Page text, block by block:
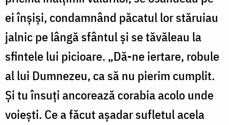
ei înșiși, condamnând păcatul lor stăruiau
jalnic pe lângă sfântul și se tăvăleau la
sfintele lui picioare. „Dă-ne iertare, robule
al lui Dumnezeu, ca să nu pierim cumplit.
Și tu însuți ancorează corabia acolo unde
voiești. Ce a făcut așadar sufletul acela